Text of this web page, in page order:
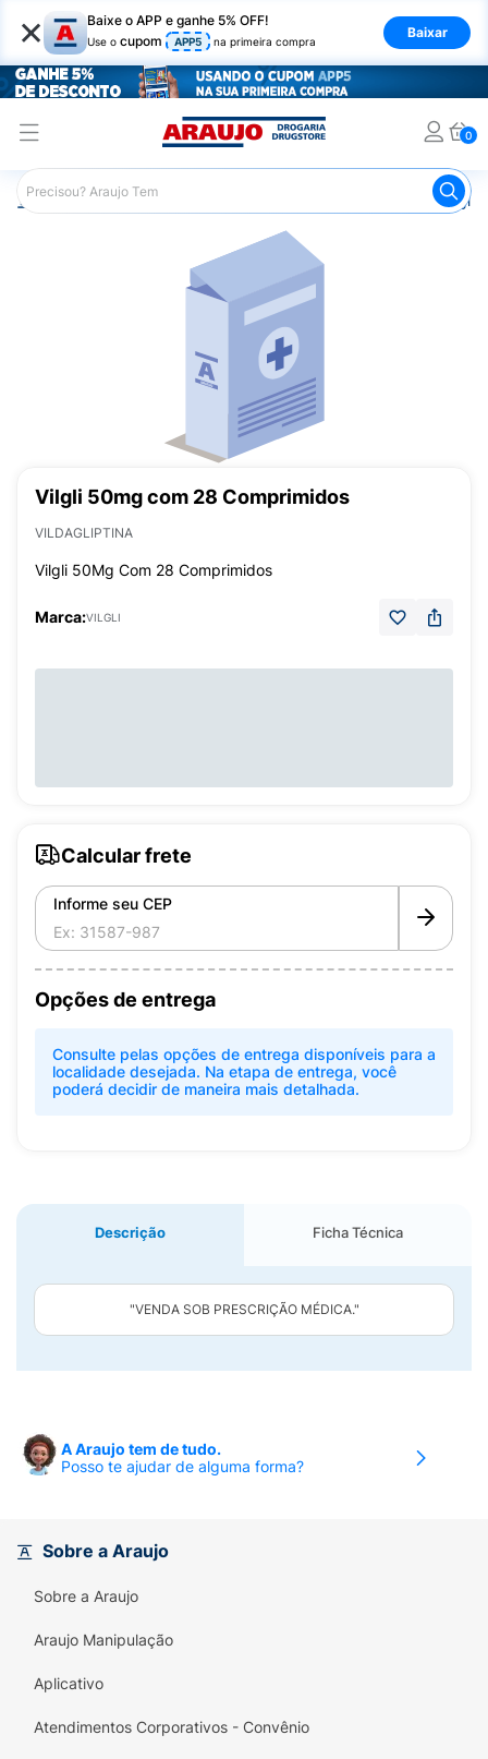
× Baixe o APP e ganhe 5% OFF!
Use o cupom APP5 na primeira compra
Baixar
0
Araujo Medicamentos Vilgli
Vilgli 50mg com 28 Comprimidos
VILDAGLIPTINA
Vilgli 50Mg Com 28 Comprimidos
Marca:VILGLI
Calcular frete
Informe seu CEP
Opções de entrega
Consulte pelas opções de entrega disponíveis para a
localidade desejada. Na etapa de entrega, você
poderá decidir de maneira mais detalhada.
Descrição Ficha Técnica
"VENDA SOB PRESCRIÇÃO MÉDICA."
A Araujo tem de tudo.
Posso te ajudar de alguma forma?
Sobre a Araujo
Sobre a Araujo
Araujo Manipulação
Aplicativo
Atendimentos Corporativos - Convênio